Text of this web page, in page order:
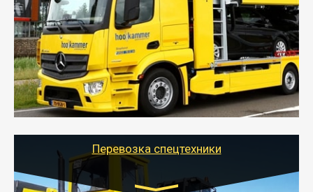
- Перевозка автовозом от Тайгер Логистик – это
быстрый и безопасный способ доставить несколько
легковых автомобилей за одну поездку в другой
город.
- Наша транспортная компания организует доставку
машин автовозом, подобрав оптимальный маршрут с
учетом всех особенности по пути следования.
Перевозка спецтехники